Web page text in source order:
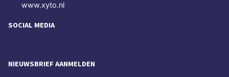
www.xyto.nl
SOCIAL MEDIA
NIEUWSBRIEF AANMELDEN